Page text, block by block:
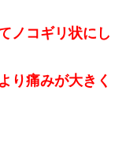
ノコギリ状にし
り痛みが大きく